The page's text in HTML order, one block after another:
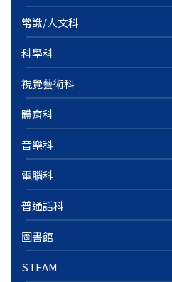
常識/人文科
科學科
視覺藝術科
體育科
音樂科
電腦科
普通話科
圖書館
STEAM